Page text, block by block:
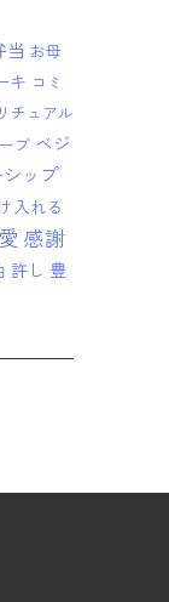
当 お母
キ コミ
チュアル
ブ ベジ
シップ
入れる
愛 感謝
許し 豊